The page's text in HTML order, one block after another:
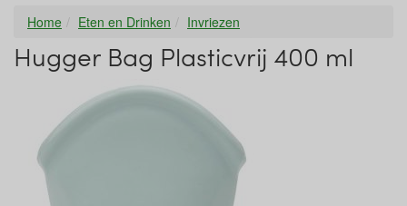
Home Eten en Drinken Invriezen
Hugger Bag Plasticvrij 400 ml